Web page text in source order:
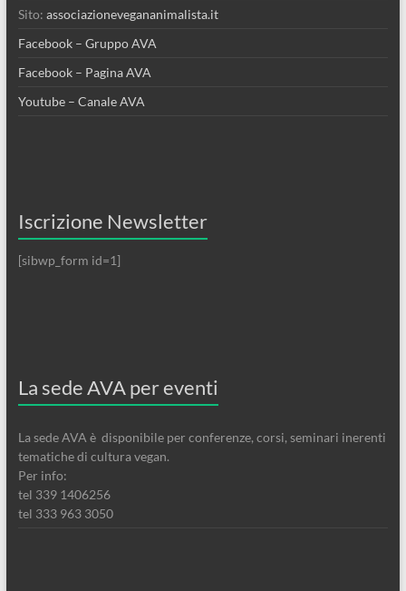
Sito: associazionevegananimalista.it
Facebook – Gruppo AVA
Facebook – Pagina AVA
Youtube – Canale AVA
Iscrizione Newsletter
[sibwp_form id=1]
La sede AVA per eventi
La sede AVA è disponibile per conferenze, corsi, seminari inerenti
tematiche di cultura vegan.
Per info:
tel 339 1406256
tel 333 963 3050